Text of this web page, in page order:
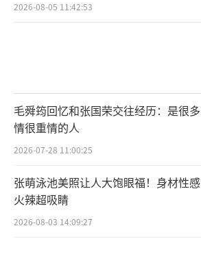
2026-08-05 11:42:53
毛舜筠回忆和张国荣交往经历：是很多
情很重情的人
2026-07-28 11:00:25
张萌泳池美照让人大饱眼福！身材性感
火辣超吸睛
2026-08-03 14:09:27